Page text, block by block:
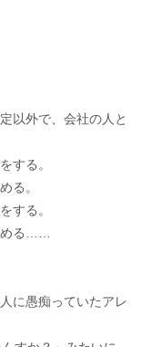
以外で、会社の人と
する。
る。
する。
める……
に愚痴っていたアレ